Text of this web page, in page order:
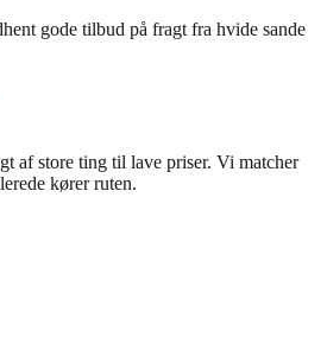
gode tilbud på fragt fra hvide sande
af store ting til lave priser. Vi matcher
kører ruten.